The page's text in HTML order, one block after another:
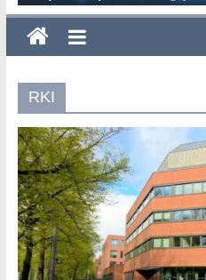
Expertise
et
Analyses
RKI